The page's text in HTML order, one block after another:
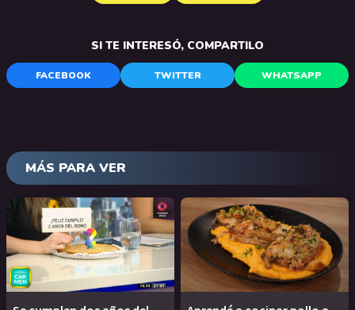
SI TE INTERESÓ, COMPARTILO
FACEBOOK TWITTER WHATSAPP
MÁS PARA VER